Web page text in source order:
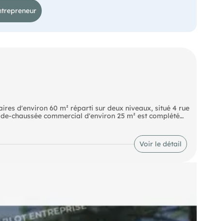
d'environ 60 m² réparti sur deux niveaux, situé 4 rue
chaussée commercial d'environ 25 m² est complété
bail commercial 3-6-9, disponibilité immédiate. Loyer
Les éléments détaillés relatifs aux risques (dont radon
information complémentaire ou organiser une visite,
Voir le détail